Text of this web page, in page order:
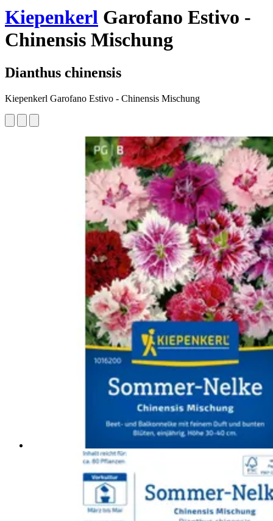
Kiepenkerl Garofano Estivo -
Chinensis Mischung
Dianthus chinensis
Kiepenkerl Garofano Estivo - Chinensis Mischung